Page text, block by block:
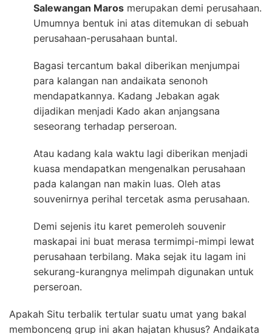
Salewangan Maros merupakan demi perusahaan.
Umumnya bentuk ini atas ditemukan di sebuah
perusahaan-perusahaan buntal.
Bagasi tercantum bakal diberikan menjumpai
para kalangan nan andaikata senonoh
mendapatkannya. Kadang Jebakan agak
dijadikan menjadi Kado akan anjangsana
seseorang terhadap perseroan.
Atau kadang kala waktu lagi diberikan menjadi
kuasa mendapatkan mengenalkan perusahaan
pada kalangan nan makin luas. Oleh atas
souvenirnya perihal tercetak asma perusahaan.
Demi sejenis itu karet pemeroleh souvenir
maskapai ini buat merasa termimpi-mimpi lewat
perusahaan terbilang. Maka sejak itu lagam ini
sekurang-kurangnya melimpah digunakan untuk
perseroan.
Apakah Situ terbalik tertular suatu umat yang bakal
membonceng grup ini akan hajatan khusus? Andaikata